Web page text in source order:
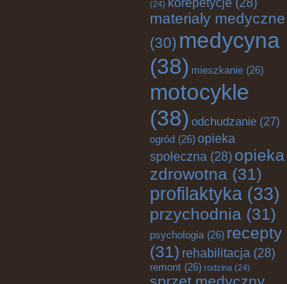
(24)
materiały medyczne
(30) medycyna
(38) mieszkanie (26)
motocykle
(38) odchudzanie (27)
ogród (26) opieka
społeczna (28) opieka
zdrowotna (31)
profilaktyka (33)
przychodnia (31)
psychologia(26) recepty
(31) rehabilitacja (28)
remont (26) rodzina (24)